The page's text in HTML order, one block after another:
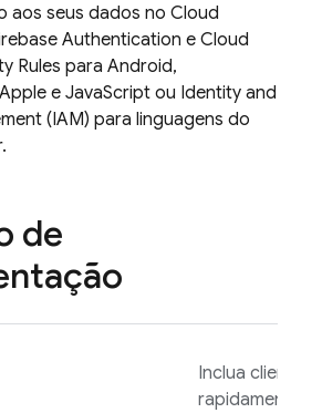
aos seus dados no Cloud
Authentication e Cloud
Rules para Android,
e JavaScript ou Identity and
(IAM) para linguagens do
de
Inclua clientes
rapidamente